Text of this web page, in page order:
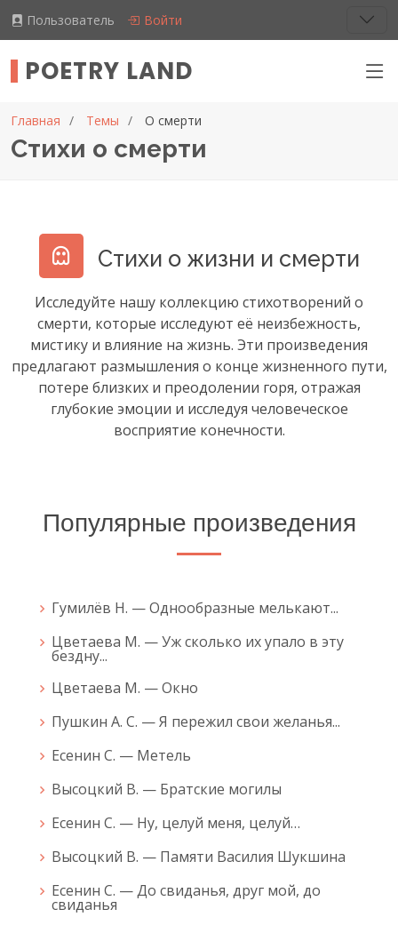
Пользователь Войти
POETRY LAND
Главная Темы О смерти
Стихи о смерти
Стихи о жизни и смерти
Исследуйте нашу коллекцию стихотворений о
смерти, которые исследуют её неизбежность,
мистику и влияние на жизнь. Эти произведения
предлагают размышления о конце жизненного пути,
потере близких и преодолении горя, отражая
глубокие эмоции и исследуя человеческое
восприятие конечности.
Популярные произведения
Гумилёв Н. — Однообразные мелькают...
Цветаева М. — Уж сколько их упало в эту
бездну...
Цветаева М. — Окно
Пушкин А. С. — Я пережил свои желанья...
Есенин С. — Метель
Высоцкий В. — Братские могилы
Есенин С. — Ну, целуй меня, целуй…
Высоцкий В. — Памяти Василия Шукшина
Есенин С. — До свиданья, друг мой, до
свиданья